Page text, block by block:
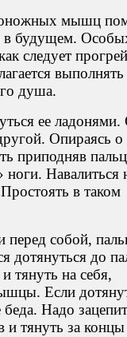
мышц
в будущем.
следует
выполнять
душа.
ее
Опираясь о
приподняв
Навалиться
в таком
перед собой,
дотянуться до
тянуть на себя,
Если
беда. Надо
и тянуть за